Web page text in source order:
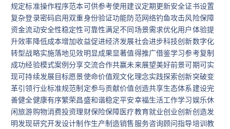
规定标准操作程序范本可供参考使用建议定期更新安全证书设置
复杂登录密码启用双重身份验证功能防范网络钓鱼攻击风险保障
资金流动安全性稳定性可靠性满足不同场景需求优化用户体验提
升效率降低成本增加收益促进经济发展社会进步科技创新数字化
转型战略实施落地见效明显成果显著值得推广借鉴学习参考复制
成功经验模式案例分享交流合作共赢未来展望美好前景可期可实
现可持续发展目标愿景使命价值观文化理念实践探索创新突破变
革引领行业标准规范制定参与贡献价值创造共享生态体系建设完
善健全健康有序繁荣昌盛和谐稳定平安幸福生活工作学习娱乐休
闲旅游购物消费投资理财保险保障医疗教育就业创业创新创造发
明发现研究开发设计制作生产制造销售服务咨询顾问指导培训教